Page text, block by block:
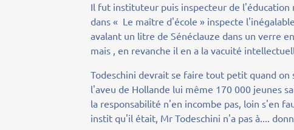
Il fut instituteur puis inspecteur de
dans « Le maître d'école » inspecte
avalant un litre de Sénéclauze dans un verre
mais , en revanche il en a la vacuité
Todeschini devrait se faire tout petit quand
l'aveu de Hollande lui même 170 000 jeunes
la responsabilité n'en incombe pas, loin s'en
instit qu'il était, Mr Todeschini n'a pas à....